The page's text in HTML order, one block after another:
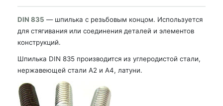
DIN 835 — шпилька с резьбовым концом. Используется
для стягивания или соединения деталей и элементов
конструкций.
Шпилька DIN 835 производится из углеродистой стали,
нержавеющей стали А2 и А4, латуни.